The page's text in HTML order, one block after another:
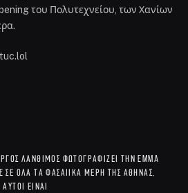
του Πολυτεχνείου, των Χανίων
Λάνθιμος φωτογραφίζει την Emma
σε όλα τα φασαίικα μέρη της Αθήνας,
αυτοί είναι